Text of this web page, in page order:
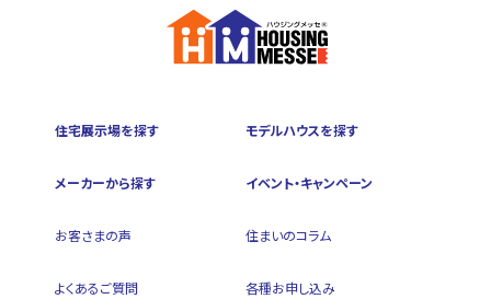
住宅展示場を探す モデルハウスを探す
メーカーから探す イベント・キャンペーン
お客さまの声 住まいのコラム
よくあるご質問 各種お申し込み